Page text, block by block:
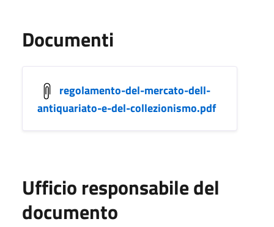
Documenti
regolamento-del-mercato-dell-
antiquariato-e-del-collezionismo.pdf
Ufficio responsabile del
documento